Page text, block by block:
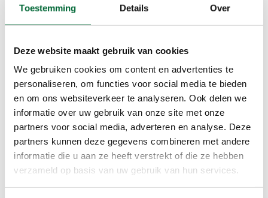
Toestemming Details Over
Deze website maakt gebruik van cookies
We gebruiken cookies om content en advertenties te
personaliseren, om functies voor social media te bieden
en om ons websiteverkeer te analyseren. Ook delen we
informatie over uw gebruik van onze site met onze
partners voor social media, adverteren en analyse. Deze
partners kunnen deze gegevens combineren met andere
informatie die u aan ze heeft verstrekt of die ze hebben
verzameld op basis van uw gebruik van hun services.
het vele zitten voor computerschermen af met
een dagelijkse ronde rond Balkbrug van 3-8
verlofdagen van de afgelopen tijd heeft Henk-Jan
opgevuld door zelf mooie routes uit te zoeken in
het Noorden van Overijssel, zuiden van Drenthe
en noordwesten van Gelderland.
Maar de meeste kilometers zijn gemaakt in mei.
“Van 9 tot en met 31 mei heb ik ruim 350
kilometer afgelegd met hetPronkjewailspel, het
virtuele Pronkjewailpad door Groningen, waarmee